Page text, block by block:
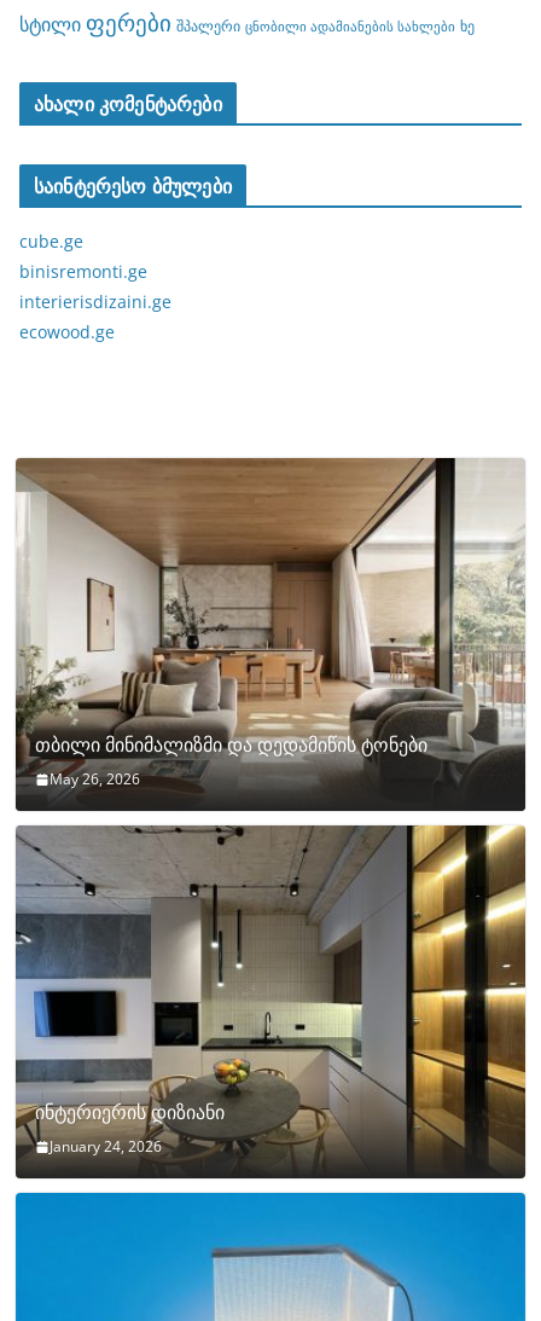
სტილი ფერები შპალერი ცნობილი ადამიანების სახლები ხე
ახალი კომენტარები
საინტერესო ბმულები
cube.ge
binisremonti.ge
interierisdizaini.ge
ecowood.ge
თბილი მინიმალიზმი და დედამიწის ტონები
May 26, 2026
ინტერიერის დიზიანი
January 24, 2026